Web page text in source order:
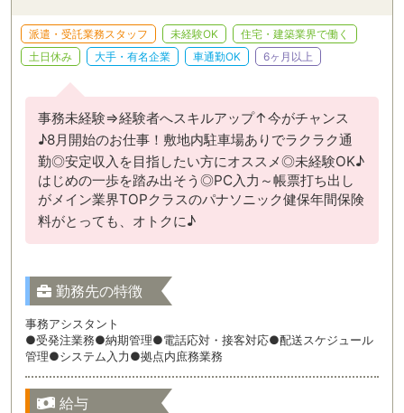
派遣・受託業務スタッフ 未経験OK
住宅・建築業界で働く
土日休み
大手・有名企業 車通勤OK 6ヶ月以上
事務未経験⇒経験者へスキルアップ↑今がチャンス
♪8月開始のお仕事！敷地内駐車場ありでラクラク通
勤◎安定収入を目指したい方にオススメ◎未経験OK♪
はじめの一歩を踏み出そう◎PC入力～帳票打ち出し
がメイン業界TOPクラスのパナソニック健保年間保険
料がとっても、オトクに♪
勤務先の特徴
事務アシスタント
●受発注業務●納期管理●電話応対・接客対応●配送スケジュール
管理●システム入力●拠点内庶務業務
給与